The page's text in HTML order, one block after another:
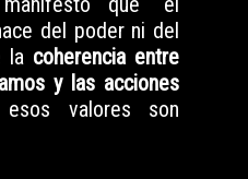
del poder ni del
la coherencia entre
y las acciones
valores son